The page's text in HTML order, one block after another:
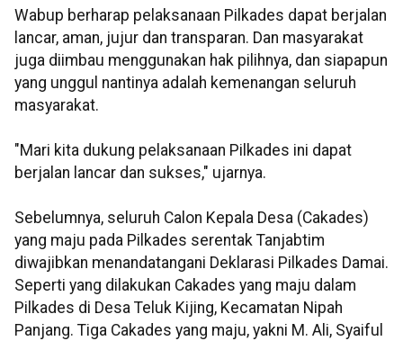
Wabup berharap pelaksanaan Pilkades dapat berjalan
lancar, aman, jujur dan transparan. Dan masyarakat
juga diimbau menggunakan hak pilihnya, dan siapapun
yang unggul nantinya adalah kemenangan seluruh
masyarakat.
"Mari kita dukung pelaksanaan Pilkades ini dapat
berjalan lancar dan sukses," ujarnya.
Sebelumnya, seluruh Calon Kepala Desa (Cakades)
yang maju pada Pilkades serentak Tanjabtim
diwajibkan menandatangani Deklarasi Pilkades Damai.
Seperti yang dilakukan Cakades yang maju dalam
Pilkades di Desa Teluk Kijing, Kecamatan Nipah
Panjang. Tiga Cakades yang maju, yakni M. Ali, Syaiful